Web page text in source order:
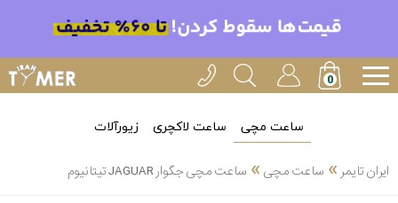
ساعت مچی ساعت لاکچری زیورآلات
ایران تایمر » ساعت مچی» ساعت مچی جگوار JAGUAR تیتانیوم
انتخاب